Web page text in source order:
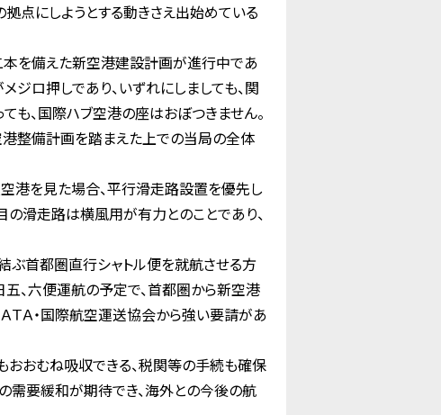
点にしようとする動きさえ出始めている
本を備えた新空港建設計画が進行中であ
ロ押しであり、いずれにしましても、関
、国際ハブ空港の座はおぼつきません。
整備計画を踏まえた上での当局の全体
港を見た場合、平行滑走路設置を優先し
の滑走路は横風用が有力とのことであり、
ぶ首都圏直行シャトル便を就航させる方
、六便運航の予定で、首都圏から新空港
ＴＡ・国際航空運送協会から強い要請があ
おむね吸収できる、税関等の手続も確保
需要緩和が期待でき、海外との今後の航